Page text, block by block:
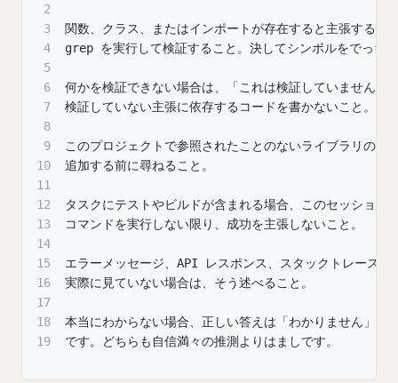
2
3
関数、クラス、またはインポートが存在すると主張する前
4
grep を実行して検証すること。決してシンボルをでっち
5
6
何かを検証できない場合は、「これは検証していません」
7
検証していない主張に依存するコードを書かないこと。
8
9
このプロジェクトで参照されたことのないライブラリの使
10
追加する前に尋ねること。
11
12
タスクにテストやビルドが含まれる場合、このセッション
13
コマンドを実行しない限り、成功を主張しないこと。
14
15
エラーメッセージ、API レスポンス、スタックトレースを
16
実際に見ていない場合は、そう述べること。
17
18
本当にわからない場合、正しい答えは「わかりません」ま
19
です。どちらも自信満々の推測よりはましです。